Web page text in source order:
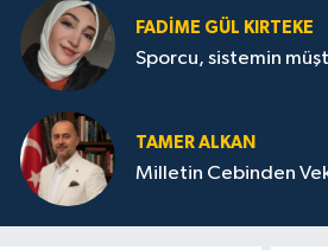
FADIME GÜL KIRTEKE
Sporcu, sistemin
TAMER ALKAN
Milletin Cebinden